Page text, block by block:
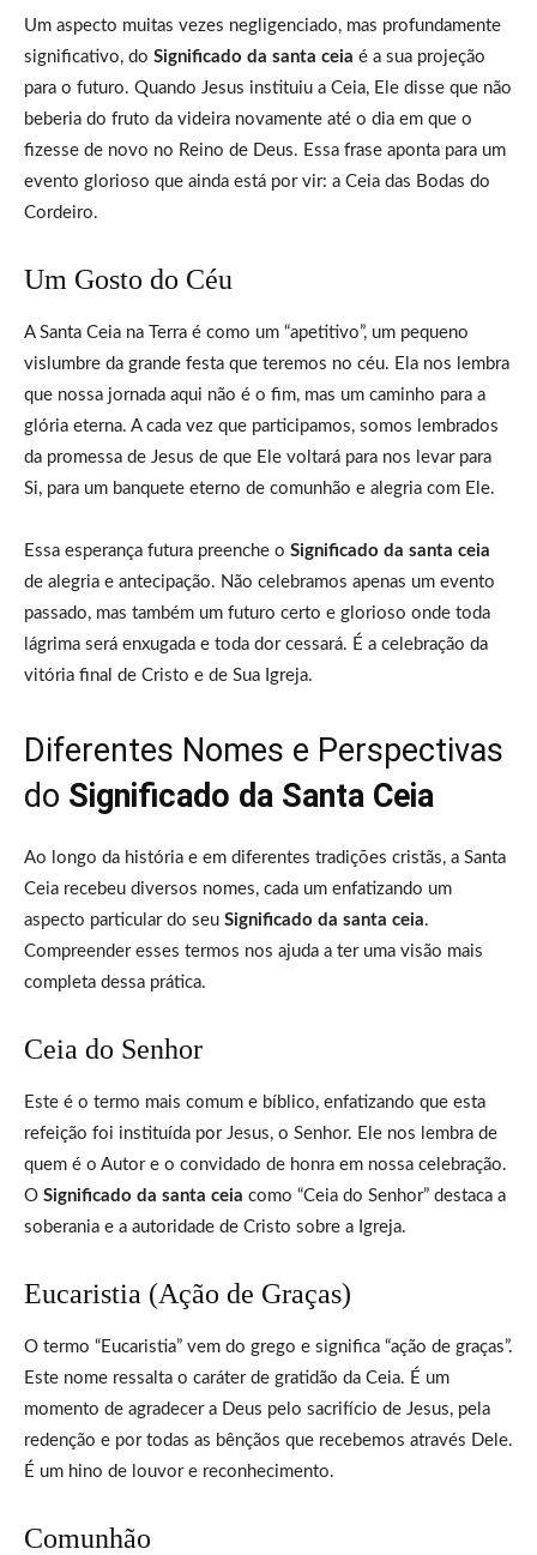
Um aspecto muitas vezes negligenciado, mas profundamente
significativo, do Significado da santa ceia é a sua projeção
para o futuro. Quando Jesus instituiu a Ceia, Ele disse que não
beberia do fruto da videira novamente até o dia em que o
fizesse de novo no Reino de Deus. Essa frase aponta para um
evento glorioso que ainda está por vir: a Ceia das Bodas do
Cordeiro.
Um Gosto do Céu
A Santa Ceia na Terra é como um “apetitivo”, um pequeno
vislumbre da grande festa que teremos no céu. Ela nos lembra
que nossa jornada aqui não é o fim, mas um caminho para a
glória eterna. A cada vez que participamos, somos lembrados
da promessa de Jesus de que Ele voltará para nos levar para
Si, para um banquete eterno de comunhão e alegria com Ele.
Essa esperança futura preenche o Significado da santa ceia
de alegria e antecipação. Não celebramos apenas um evento
passado, mas também um futuro certo e glorioso onde toda
lágrima será enxugada e toda dor cessará. É a celebração da
vitória final de Cristo e de Sua Igreja.
Diferentes Nomes e Perspectivas
do Significado da Santa Ceia
Ao longo da história e em diferentes tradições cristãs, a Santa
Ceia recebeu diversos nomes, cada um enfatizando um
aspecto particular do seu Significado da santa ceia.
Compreender esses termos nos ajuda a ter uma visão mais
completa dessa prática.
Ceia do Senhor
Este é o termo mais comum e bíblico, enfatizando que esta
refeição foi instituída por Jesus, o Senhor. Ele nos lembra de
quem é o Autor e o convidado de honra em nossa celebração.
O Significado da santa ceia como “Ceia do Senhor” destaca a
soberania e a autoridade de Cristo sobre a Igreja.
Eucaristia (Ação de Graças)
O termo “Eucaristia” vem do grego e significa “ação de graças”.
Este nome ressalta o caráter de gratidão da Ceia. É um
momento de agradecer a Deus pelo sacrifício de Jesus, pela
redenção e por todas as bênçãos que recebemos através Dele.
É um hino de louvor e reconhecimento.
Comunhão